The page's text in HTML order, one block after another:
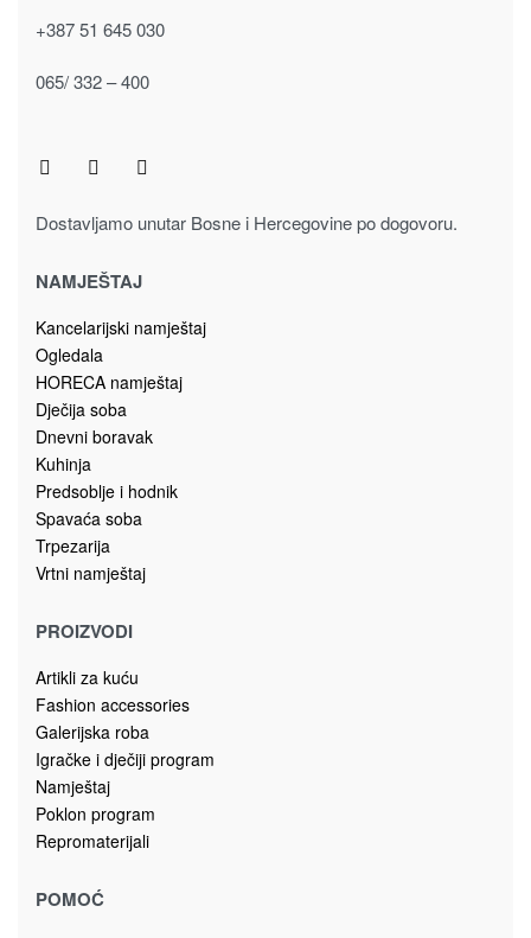
+387 51 645 030
065/ 332 – 400
Dostavljamo unutar Bosne i Hercegovine po dogovoru.
NAMJEŠTAJ
Kancelarijski namještaj
Ogledala
HORECA namještaj
Dječija soba
Dnevni boravak
Kuhinja
Predsoblje i hodnik
Spavaća soba
Trpezarija
Vrtni namještaj
PROIZVODI
Artikli za kuću
Fashion accessories
Galerijska roba
Igračke i dječiji program
Namještaj
Poklon program
Repromaterijali
POMOĆ